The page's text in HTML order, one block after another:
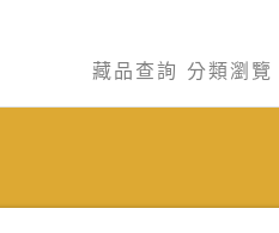
藏品查詢 分類瀏覽